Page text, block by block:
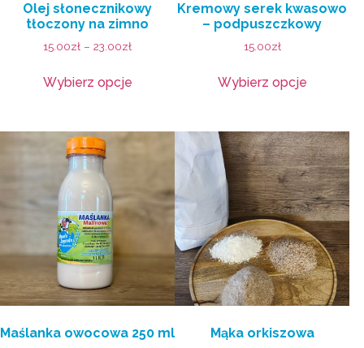
Olej słonecznikowy
tłoczony na zimno
15.00zł –23.00zł
Wybierz opcje
Kremowy serek kwasowo
– podpuszczkowy
15.00zł
Wybierz opcje
Maślanka owocowa 250 ml Mąka orkiszowa